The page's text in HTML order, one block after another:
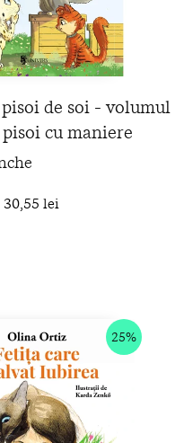
de soi - volumul
cu maniere
30,55 lei
25%